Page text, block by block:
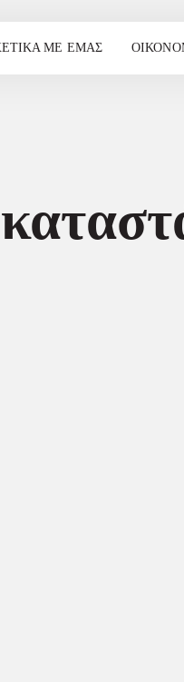
ΜΕ ΕΜΆΣ
wypadkach, logistykę i
sprawiamy, że każda